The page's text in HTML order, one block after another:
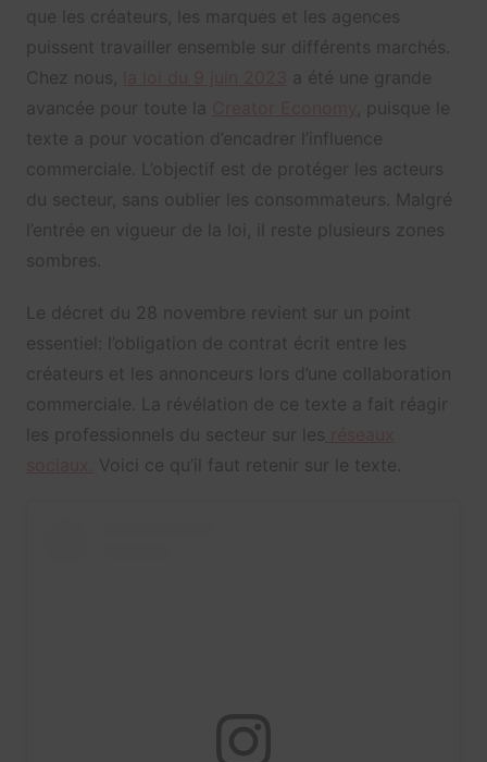
que les créateurs, les marques et les agences
puissent travailler ensemble sur différents marchés.
Chez nous,
a été une grande
avancée pour toute la
, puisque le
texte a pour vocation d’encadrer l’influence
commerciale. L’objectif est de protéger les acteurs
du secteur, sans oublier les consommateurs. Malgré
l’entrée en vigueur de la loi, il reste plusieurs zones
sombres.
Le décret du 28 novembre revient sur un point
essentiel: l’obligation de contrat écrit entre les
créateurs et les annonceurs lors d’une collaboration
commerciale. La révélation de ce texte a fait réagir
les professionnels du secteur sur les
Voici ce qu’il faut retenir sur le texte.